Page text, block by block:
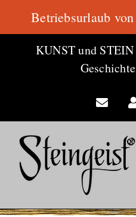
KUNST und STEIN
Betriebsurlaub